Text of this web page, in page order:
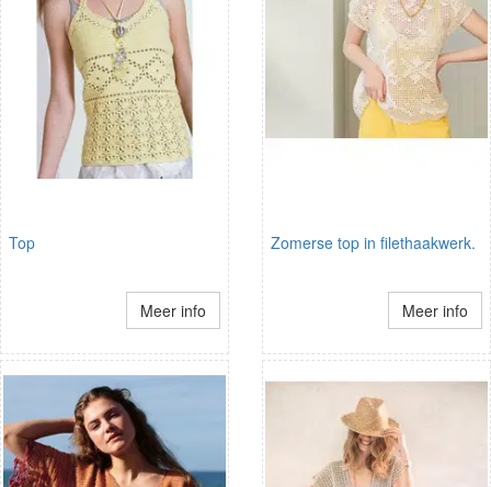
Top
Meer info
Zomerse top in filethaakwerk.
Meer info